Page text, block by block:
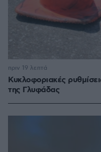
Κυκλοφοριακές
της Γλυφάδας
πριν 19 λεπτά